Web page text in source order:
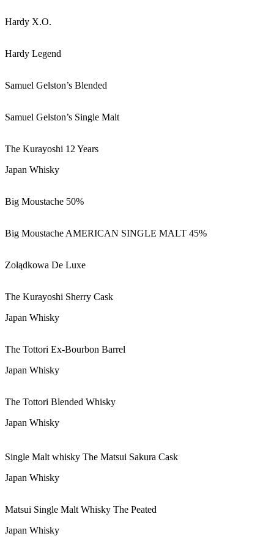
Hardy X.O.
Hardy Legend
Samuel Gelston’s Blended
Samuel Gelston’s Single Malt
The Kurayoshi 12 Years
Japan Whisky
Big Moustache 50%
Big Moustache AMERICAN SINGLE MALT 45%
Zołądkowa De Luxe
The Kurayoshi Sherry Cask
Japan Whisky
The Tottori Ex-Bourbon Barrel
Japan Whisky
The Tottori Blended Whisky
Japan Whisky
Single Malt whisky The Matsui Sakura Cask
Japan Whisky
Matsui Single Malt Whisky The Peated
Japan Whisky